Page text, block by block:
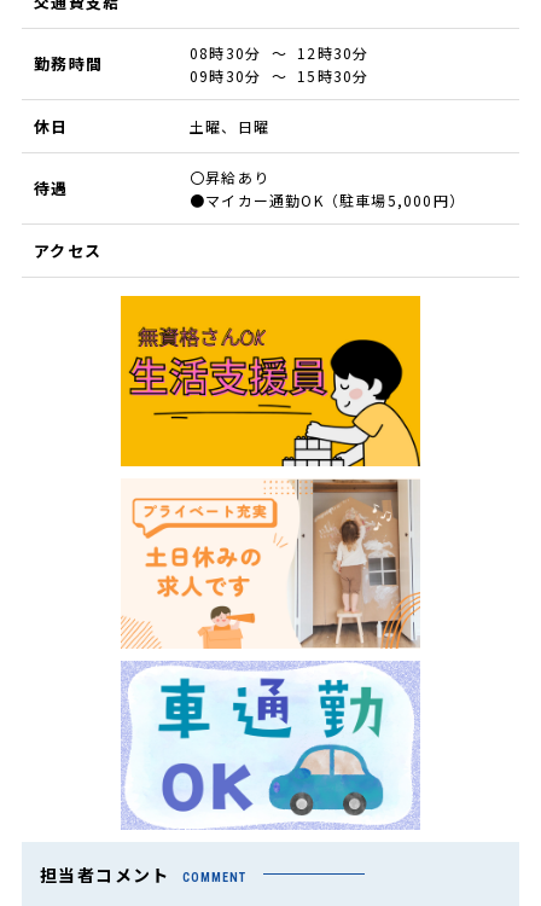
勤務時間
08時30分 ～ 12時30分
09時30分 ～ 15時30分
休日 土曜、日曜
待遇
〇昇給あり
●マイカー通勤OK（駐車場5,000円）
アクセス
担当者コメント COMMENT